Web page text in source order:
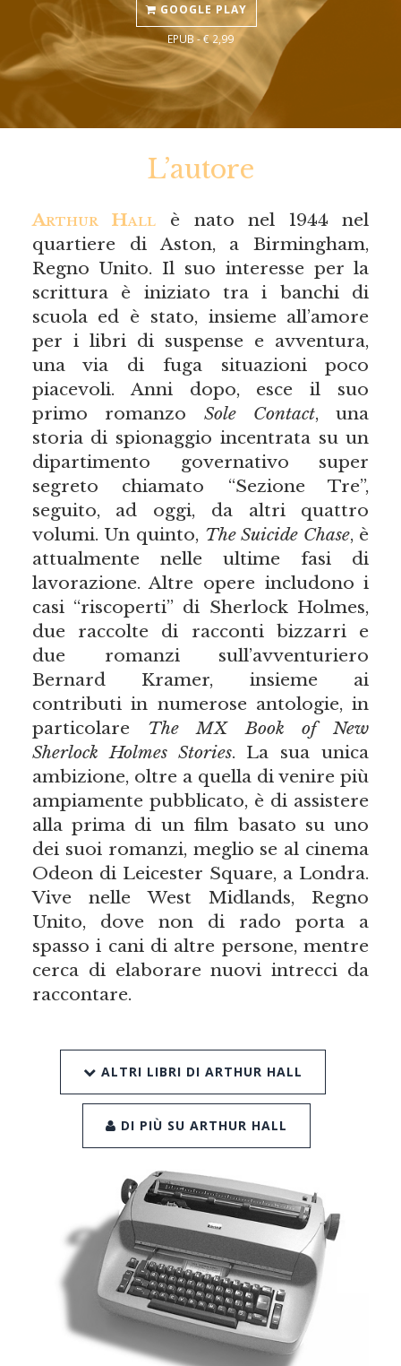
GOOGLE PLAY
EPUB - € 2,99
L’autore
Arthur Hall è nato nel 1944 nel
quartiere di Aston, a Birmingham,
Regno Unito. Il suo interesse per la
scrittura è iniziato tra i banchi di
scuola ed è stato, insieme all’amore
per i libri di suspense e avventura,
una via di fuga situazioni poco
piacevoli. Anni dopo, esce il suo
primo romanzo Sole Contact, una
storia di spionaggio incentrata su un
dipartimento governativo super
segreto chiamato “Sezione Tre”,
seguito, ad oggi, da altri quattro
volumi. Un quinto, The Suicide Chase, è
attualmente nelle ultime fasi di
lavorazione. Altre opere includono i
casi “riscoperti” di Sherlock Holmes,
due raccolte di racconti bizzarri e
due romanzi sull’avventuriero
Bernard Kramer, insieme ai
contributi in numerose antologie, in
particolare The MX Book of New
Sherlock Holmes Stories. La sua unica
ambizione, oltre a quella di venire più
ampiamente pubblicato, è di assistere
alla prima di un film basato su uno
dei suoi romanzi, meglio se al cinema
Odeon di Leicester Square, a Londra.
Vive nelle West Midlands, Regno
Unito, dove non di rado porta a
spasso i cani di altre persone, mentre
cerca di elaborare nuovi intrecci da
raccontare.
ALTRI LIBRI DI ARTHUR HALL
DI PIÙ SU ARTHUR HALL